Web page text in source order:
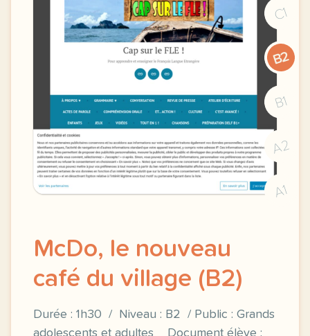
C1
B2
B1
A2
A1
McDo, le nouveau
café du village (B2)
Durée : 1h30 / Niveau : B2 / Public : Grands
adolescents et adultes Document élève :